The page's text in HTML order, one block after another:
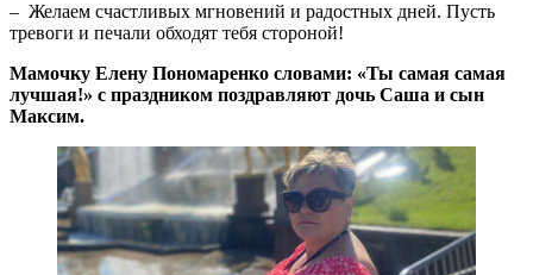
– Желаем счастливых мгновений и радостных дней. Пусть
тревоги и печали обходят тебя стороной!
Мамочку Елену Пономаренко словами: «Ты самая самая
лучшая!» с праздником поздравляют дочь Саша и сын
Максим.